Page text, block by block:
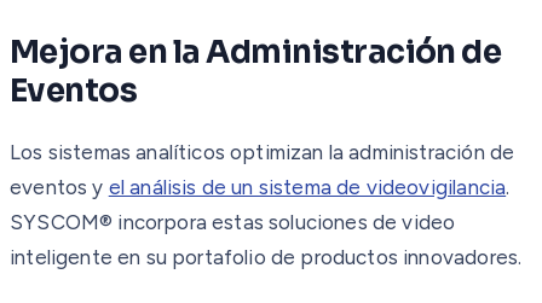
Mejora en la Administración de
Eventos
Los sistemas analíticos optimizan la administración de
eventos y el análisis de un sistema de videovigilancia.
SYSCOM® incorpora estas soluciones de video
inteligente en su portafolio de productos innovadores.